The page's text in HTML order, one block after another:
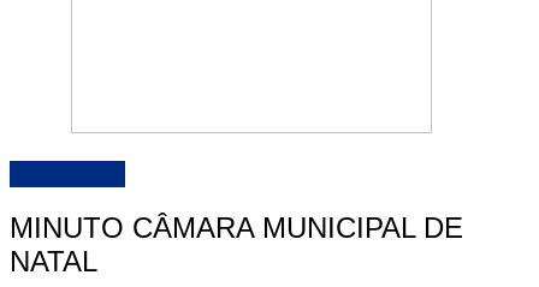
MINUTO CÂMARA MUNICIPAL DE
NATAL